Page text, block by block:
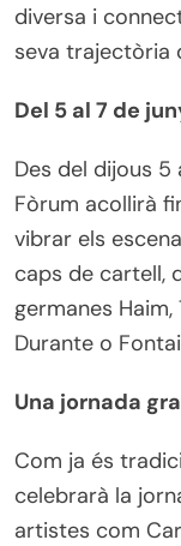
diversa i
seva trajectòria
Del 5 al 7 de
Des del dijous 5
Fòrum acollirà
vibrar els
caps de cartell,
germanes Haim,
Durante o
Una jornada
Com ja és
celebrarà la
artistes com